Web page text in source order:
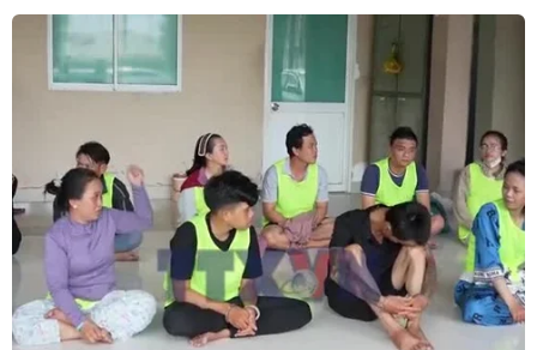
V.League 2021: Sài Gòn FC nhẹ nhàng vượt
qua Sông Lam Nghệ An
30/01/2021 14:55
Trận đấu thứ 2 của vòng 3 V-League 2021 diễn ra trên
sân Thống Nhất (Thành phố Hồ Chí Minh) khi Câu lạc
bộ Sài Gòn tiếp đón đội bóng xứ Nghệ theo phương
thức tổ chức không đón khán giả.